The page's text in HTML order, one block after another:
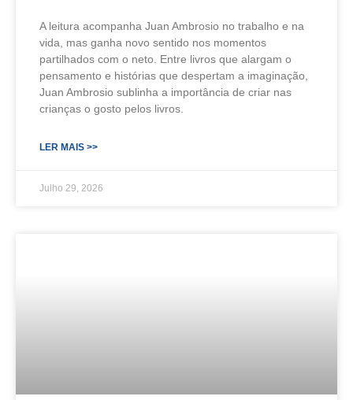
A leitura acompanha Juan Ambrosio no trabalho e na
vida, mas ganha novo sentido nos momentos
partilhados com o neto. Entre livros que alargam o
pensamento e histórias que despertam a imaginação,
Juan Ambrosio sublinha a importância de criar nas
crianças o gosto pelos livros.
LER MAIS >>
Julho 29, 2026